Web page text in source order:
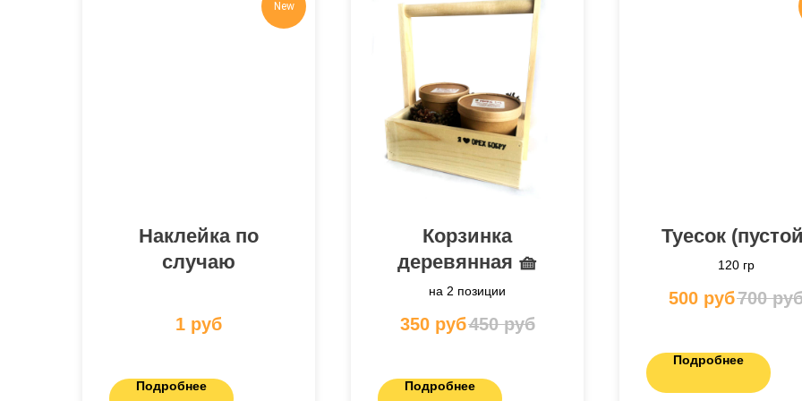
New
Наклейка по
случаю
1 руб
Подробнее
Корзинка
деревянная 🧺
на 2 позиции
350 руб450 руб
Подробнее
Туесок
120 гр
500 руб700
Подробнее